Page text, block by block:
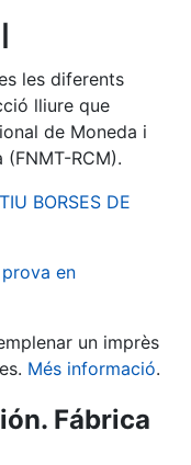
les diferents
lliure que
de Moneda i
RCM).
BORSES DE
en
un imprès
Més informació.
Fábrica